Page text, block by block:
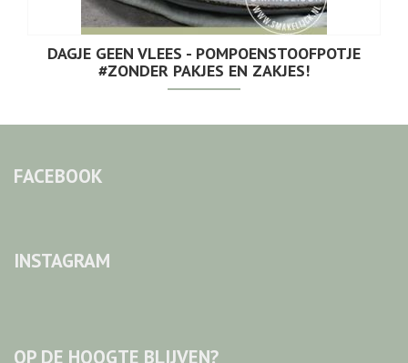
DAGJE GEEN VLEES - POMPOENSTOOFPOTJE
#ZONDER PAKJES EN ZAKJES!
FACEBOOK
INSTAGRAM
OP DE HOOGTE BLIJVEN?